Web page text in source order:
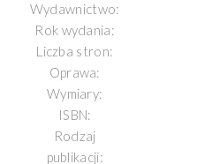
Wydawnictwo:
Rok wydania:
Liczba stron:
Oprawa:
Wymiary:
ISBN:
Rodzaj
publikacji: